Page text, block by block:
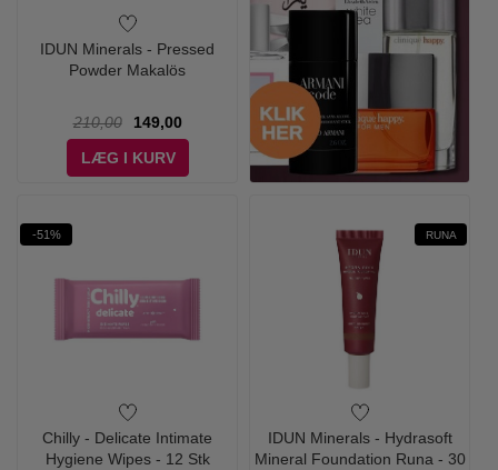
IDUN Minerals - Pressed
Powder Makalös
210,00
149,00
LÆG I KURV
-51%
Chilly - Delicate Intimate
Hygiene Wipes - 12 Stk
RUNA
IDUN Minerals - Hydrasoft
Mineral Foundation Runa - 30